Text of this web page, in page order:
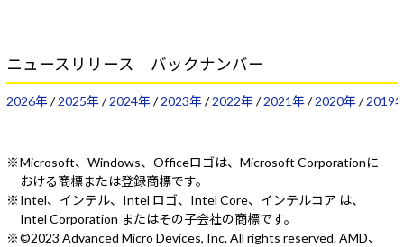
ニュースリリース バックナンバー
2026年/2025年/2024年/2023年/2022年/2021年/2020年/2019
Microsoft、Windows、Officeロゴは、Microsoft Corporationに
おける商標または登録商標です。
Intel、インテル、Intel ロゴ、Intel Core、インテルコア は、
Intel Corporation またはその子会社の商標です。
©2023 Advanced Micro Devices, Inc. All rights reserved. AMD、